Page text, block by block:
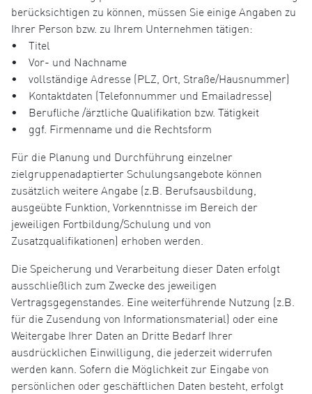
berücksichtigen zu können, müssen Sie einige Angaben zu
Ihrer Person bzw. zu Ihrem Unternehmen tätigen:
• Titel
• Vor- und Nachname
• vollständige Adresse (PLZ, Ort, Straße/Hausnummer)
• Kontaktdaten (Telefonnummer und Emailadresse)
• Berufliche /ärztliche Qualifikation bzw. Tätigkeit
• ggf. Firmenname und die Rechtsform
Für die Planung und Durchführung einzelner
zielgruppenadaptierter Schulungsangebote können
zusätzlich weitere Angabe (z.B. Berufsausbildung,
ausgeübte Funktion, Vorkenntnisse im Bereich der
jeweiligen Fortbildung/Schulung und von
Zusatzqualifikationen) erhoben werden.
Die Speicherung und Verarbeitung dieser Daten erfolgt
ausschließlich zum Zwecke des jeweiligen
Vertragsgegenstandes. Eine weiterführende Nutzung (z.B.
für die Zusendung von Informationsmaterial) oder eine
Weitergabe Ihrer Daten an Dritte Bedarf Ihrer
ausdrücklichen Einwilligung, die jederzeit widerrufen
werden kann. Sofern die Möglichkeit zur Eingabe von
persönlichen oder geschäftlichen Daten besteht, erfolgt